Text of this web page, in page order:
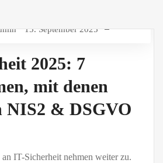
15. September 2025
2025: 7
mit denen
NIS2 & DSGVO
IT-Sicherheit nehmen weiter zu.